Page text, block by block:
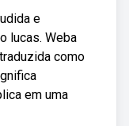
e
lucas. Weba
como
em uma